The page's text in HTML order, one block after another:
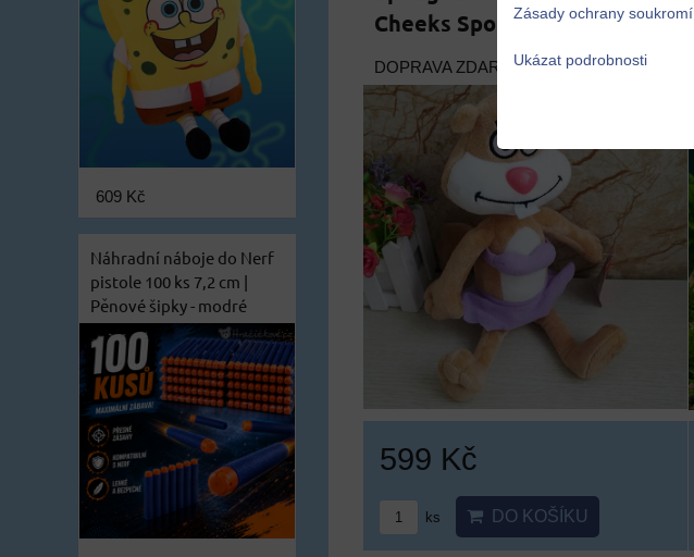
Cheeks SpongeBob
DOPRAVA ZDARMA
599 Kč
ks DO KOŠÍKU
609 Kč
Náhradní náboje do Nerf
pistole 100 ks 7,2 cm |
Pěnové šipky - modré
Zásady ochrany soukromí
Ukázat podrobnosti